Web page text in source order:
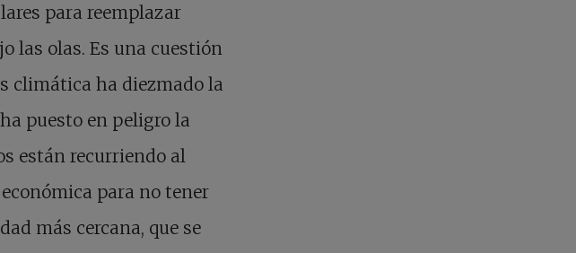
para reemplazar
las olas. Es una cuestión
climática ha diezmado la
puesto en peligro la
están recurriendo al
para no tener
más cercana, que se